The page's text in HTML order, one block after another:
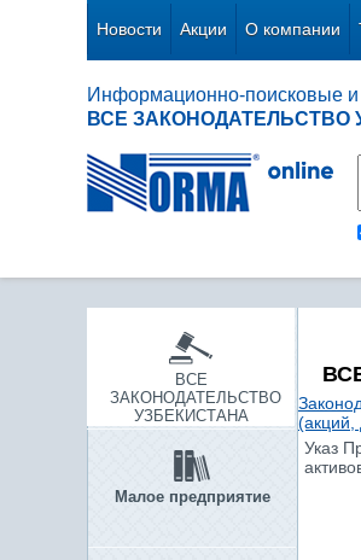
Новости Акции О компании
Информационно-поисковые и
ВСЕ ЗАКОНОДАТЕЛЬСТВО
ВСЕ
ЗАКОНОДАТЕЛЬСТВО
УЗБЕКИСТАНА
Малое предприятие
(акций,
Указ